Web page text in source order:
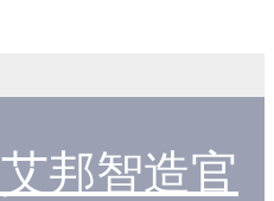
邦智造官